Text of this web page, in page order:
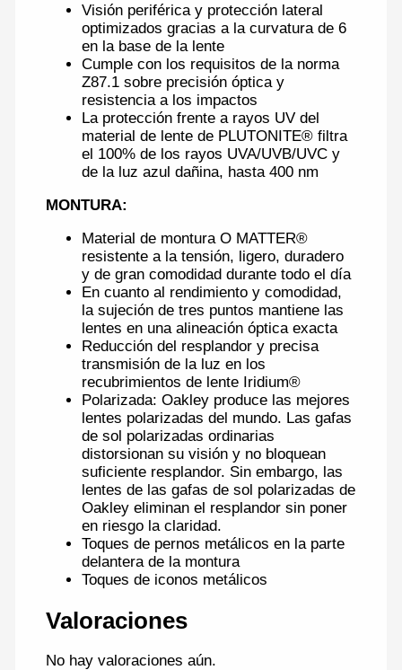
Visión periférica y protección lateral
optimizados gracias a la curvatura de 6
en la base de la lente
Cumple con los requisitos de la norma
Z87.1 sobre precisión óptica y
resistencia a los impactos
La protección frente a rayos UV del
material de lente de PLUTONITE® filtra
el 100% de los rayos UVA/UVB/UVC y
de la luz azul dañina, hasta 400 nm
MONTURA:
Material de montura O MATTER®
resistente a la tensión, ligero, duradero
y de gran comodidad durante todo el día
En cuanto al rendimiento y comodidad,
la sujeción de tres puntos mantiene las
lentes en una alineación óptica exacta
Reducción del resplandor y precisa
transmisión de la luz en los
recubrimientos de lente Iridium®
Polarizada: Oakley produce las mejores
lentes polarizadas del mundo. Las gafas
de sol polarizadas ordinarias
distorsionan su visión y no bloquean
suficiente resplandor. Sin embargo, las
lentes de las gafas de sol polarizadas de
Oakley eliminan el resplandor sin poner
en riesgo la claridad.
Toques de pernos metálicos en la parte
delantera de la montura
Toques de iconos metálicos
Valoraciones
No hay valoraciones aún.